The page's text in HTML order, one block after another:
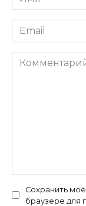
*
Email
*
Комментарий
Сохранить
браузере для